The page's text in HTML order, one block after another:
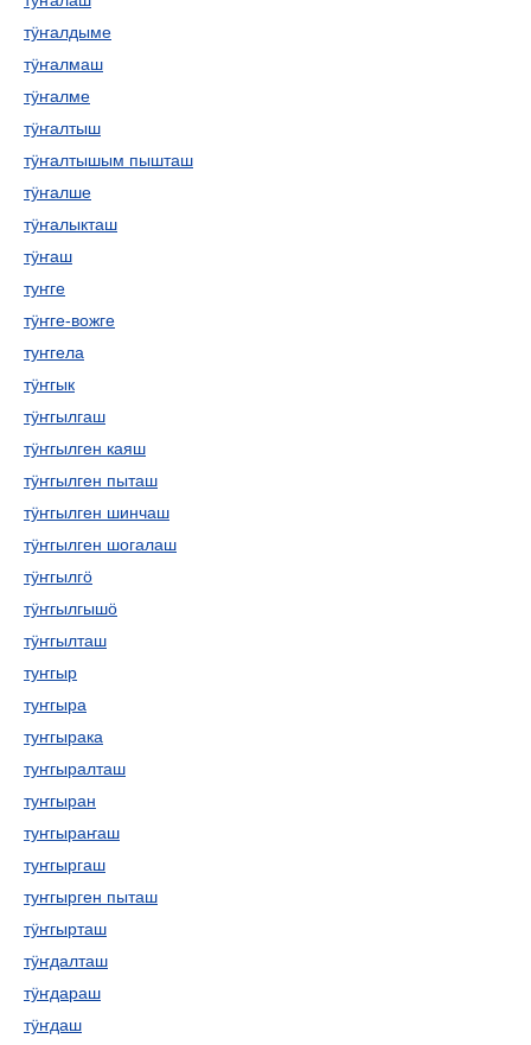
тӱҥалдыме
тӱҥалмаш
тӱҥалме
тӱҥалтыш
тӱҥалтышым пышташ
тӱҥалше
тӱҥалыкташ
тӱҥаш
туҥге
тӱҥге-вожге
туҥгела
тӱҥгык
тӱҥгылгаш
тӱҥгылген каяш
тӱҥгылген пыташ
тӱҥгылген шинчаш
тӱҥгылген шогалаш
тӱҥгылгӧ
тӱҥгылгышӧ
тӱҥгылташ
туҥгыр
туҥгыра
туҥгырака
туҥгыралташ
туҥгыран
туҥгыраҥаш
туҥгыргаш
туҥгырген пыташ
тӱҥгырташ
тӱҥдалташ
тӱҥдараш
тӱҥдаш